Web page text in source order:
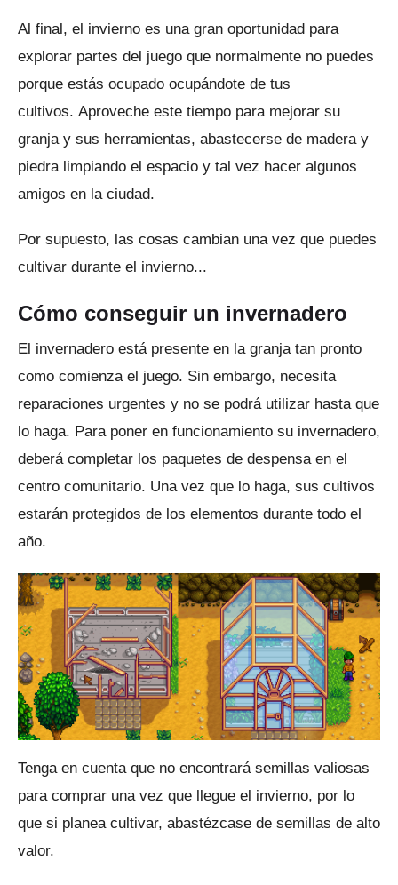
Al final, el invierno es una gran oportunidad para
explorar partes del juego que normalmente no puedes
porque estás ocupado ocupándote de tus
cultivos. Aproveche este tiempo para mejorar su
granja y sus herramientas, abastecerse de madera y
piedra limpiando el espacio y tal vez hacer algunos
amigos en la ciudad.
Por supuesto, las cosas cambian una vez que puedes
cultivar durante el invierno...
Cómo conseguir un invernadero
El invernadero está presente en la granja tan pronto
como comienza el juego. Sin embargo, necesita
reparaciones urgentes y no se podrá utilizar hasta que
lo haga. Para poner en funcionamiento su invernadero,
deberá completar los paquetes de despensaen el
centro comunitario. Una vez que lo haga, sus cultivos
estarán protegidos de los elementos durante todo el
año.
Tenga en cuenta que no encontrará semillas valiosas
para comprar una vez que llegue el invierno, por lo
que si planea cultivar, abastézcase de semillas de alto
valor.